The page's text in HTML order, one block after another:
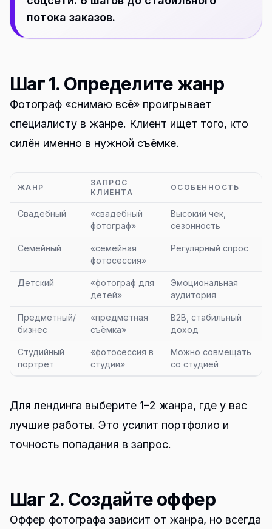
потока заказов.
Шаг 1. Определите жанр
Фотограф «снимаю всё» проигрывает
специалисту в жанре. Клиент ищет того, кто
силён именно в нужной съёмке.
ЖАНР
ЗАПРОС
КЛИЕНТА
ОСОБЕННОСТЬ
Свадебный
«свадебный
фотограф»
Высокий чек,
сезонность
Семейный
«семейная
фотосессия»
Регулярный спрос
Детский
«фотограф для
детей»
Эмоциональная
аудитория
Предметный/
бизнес
«предметная
съёмка»
B2B, стабильный
доход
Студийный
портрет
«фотосессия в
студии»
Можно совмещать
со студией
Для лендинга выберите 1–2 жанра, где у вас
лучшие работы. Это усилит портфолио и
точность попадания в запрос.
Шаг 2. Создайте оффер
Оффер фотографа зависит от жанра, но всегда